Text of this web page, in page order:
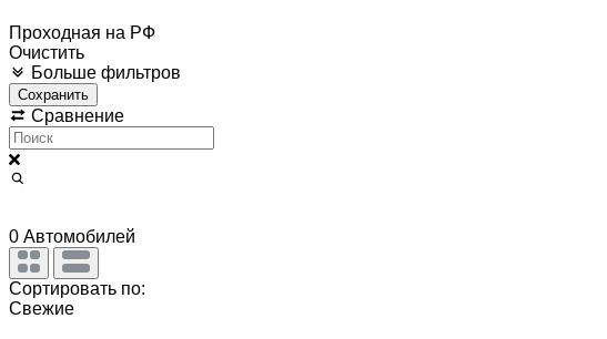
Проходная на РФ
Очистить
Больше фильтров
Сохранить
Сравнение
0 Автомобилей
Сортировать по:
Свежие